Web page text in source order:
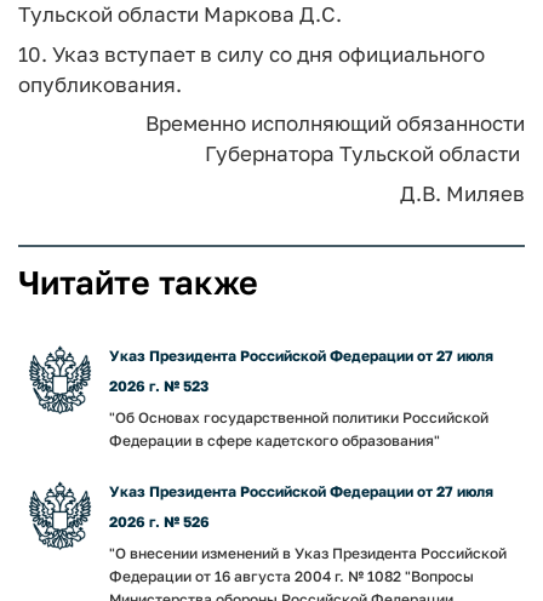
Тульской области Маркова Д.С.
10. Указ вступает в силу со дня официального
опубликования.
Временно исполняющий обязанности
Губернатора Тульской области
Д.В. Миляев
Читайте также
Указ Президента Российской Федерации от 27 июля
2026 г. № 523
"Об Основах государственной политики Российской
Федерации в сфере кадетского образования"
Указ Президента Российской Федерации от 27 июля
2026 г. № 526
"О внесении изменений в Указ Президента Российской
Федерации от 16 августа 2004 г. № 1082 "Вопросы